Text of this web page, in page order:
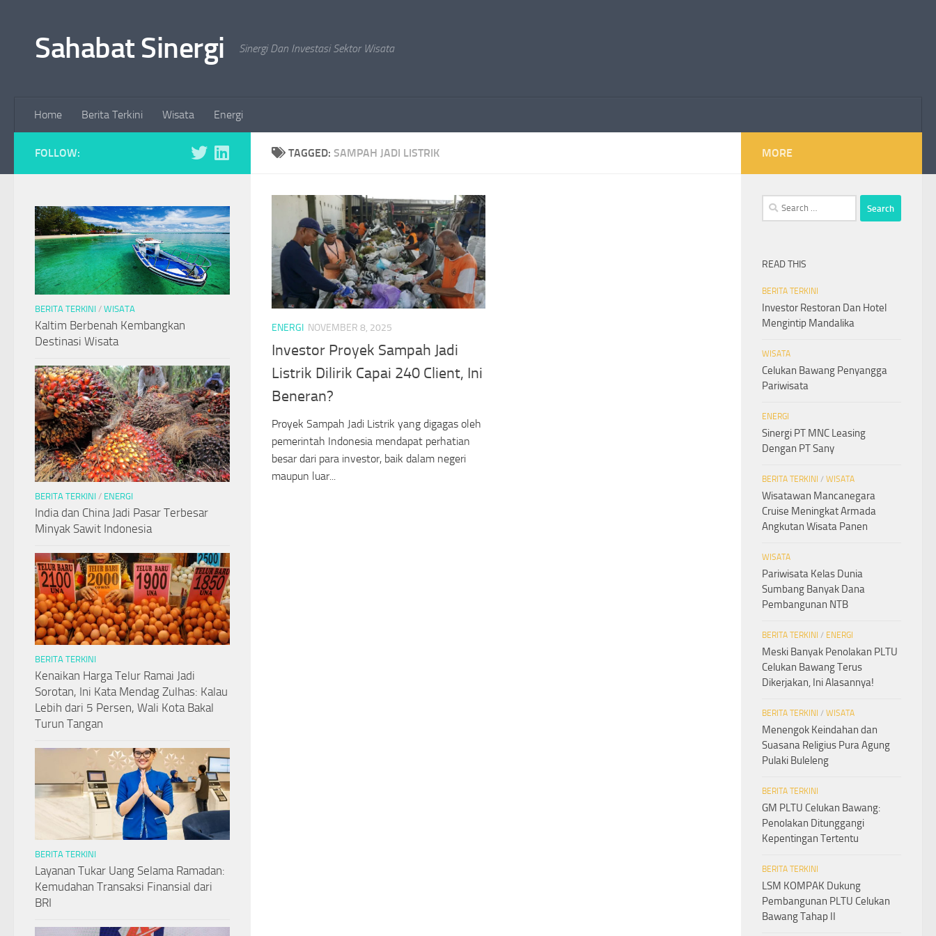
Sahabat Sinergi Sinergi Dan Investasi Sektor Wisata
Home Berita Terkini Wisata Energi
TAGGED: SAMPAH JADI LISTRIK
ENERGI NOVEMBER 8, 2025
Investor Proyek Sampah Jadi
Listrik Dilirik Capai 240 Client, Ini
Beneran?
Proyek Sampah Jadi Listrik yang digagas oleh
pemerintah Indonesia mendapat perhatian
besar dari para investor, baik dalam negeri
maupun luar...
FOLLOW:
BERITA TERKINI / WISATA
Kaltim Berbenah Kembangkan
Destinasi Wisata
BERITA TERKINI / ENERGI
India dan China Jadi Pasar Terbesar
Minyak Sawit Indonesia
BERITA TERKINI
Kenaikan Harga Telur Ramai Jadi
Sorotan, Ini Kata Mendag Zulhas: Kalau
Lebih dari 5 Persen, Wali Kota Bakal
Turun Tangan
BERITA TERKINI
Layanan Tukar Uang Selama Ramadan:
Kemudahan Transaksi Finansial dari
BRI
MORE
Search
for:
READ THIS
BERITA TERKINI
Investor Restoran Dan Hotel
Mengintip Mandalika
WISATA
Celukan Bawang Penyangga
Pariwisata
ENERGI
Sinergi PT MNC Leasing
Dengan PT Sany
BERITA TERKINI / WISATA
Wisatawan Mancanegara
Cruise Meningkat Armada
Angkutan Wisata Panen
WISATA
Pariwisata Kelas Dunia
Sumbang Banyak Dana
Pembangunan NTB
BERITA TERKINI / ENERGI
Meski Banyak Penolakan PLTU
Celukan Bawang Terus
Dikerjakan, Ini Alasannya!
BERITA TERKINI / WISATA
Menengok Keindahan dan
Suasana Religius Pura Agung
Pulaki Buleleng
BERITA TERKINI
GM PLTU Celukan Bawang:
Penolakan Ditunggangi
Kepentingan Tertentu
BERITA TERKINI
LSM KOMPAK Dukung
Pembangunan PLTU Celukan
Bawang Tahap II